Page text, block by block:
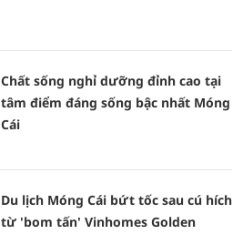
Chất sống nghỉ dưỡng đỉnh cao tại
tâm điểm đáng sống bậc nhất Móng
Cái
Du lịch Móng Cái bứt tốc sau cú hích
từ 'bom tấn' Vinhomes Golden